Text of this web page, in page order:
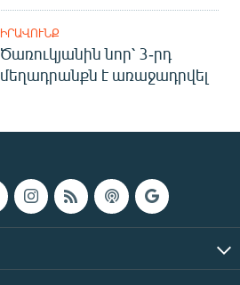
ԻՐԱՎՈՒՆՔ
Ծառուկյանին նոր՝ 3-րդ
մեղադրանքն է առաջադրվել